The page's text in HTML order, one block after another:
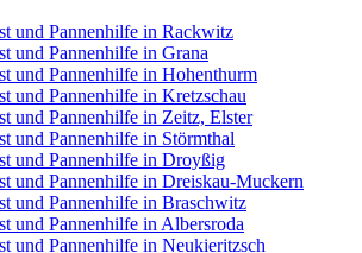
und Pannenhilfe in Rackwitz
und Pannenhilfe in Grana
und Pannenhilfe in Hohenthurm
und Pannenhilfe in Kretzschau
und Pannenhilfe in Zeitz, Elster
und Pannenhilfe in Störmthal
und Pannenhilfe in Droyßig
und Pannenhilfe in Dreiskau-Muckern
und Pannenhilfe in Braschwitz
und Pannenhilfe in Albersroda
und Pannenhilfe in Neukieritzsch